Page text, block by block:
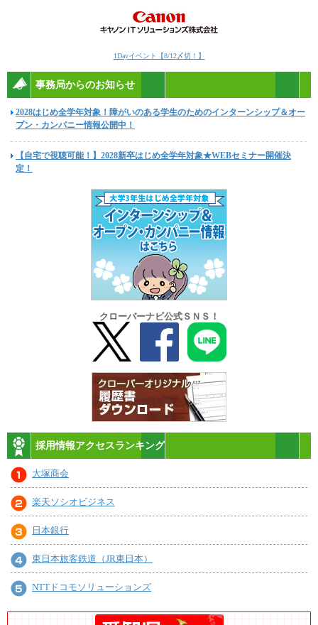
1Dayイベント【8/12〆切！】
事務局からのお知らせ
2028はじめ全学年対象！障がいのある学生のためのインターンシップ＆オー
プン・カンパニー情報公開中！
【自宅で視聴可能！】2028新卒はじめ全学年対象★WEBセミナー開催決
定！
クローバーナビ公式ＳＮＳ！
採用情報アクセスランキング
大塚商会
楽天ソシオビジネス
日本銀行
東日本旅客鉄道（JR東日本）
NTTドコモソリューションズ